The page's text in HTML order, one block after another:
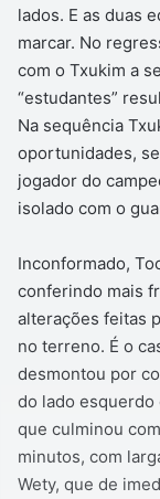
lados. E as duas
marcar. No
com o Txukim a
“estudantes”
Na sequência
oportunidades,
jogador do
isolado com o
Inconformado,
conferindo mais
alterações feitas
no terreno. É o
desmontou por
do lado esquerdo
que culminou
minutos, com
Wety, que de